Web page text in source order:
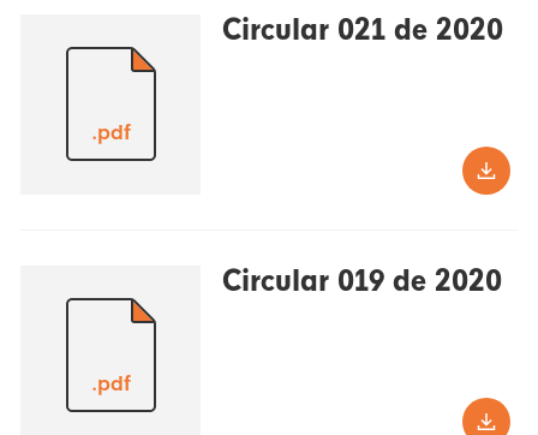
.pdf
Circular 021 de 2020
.pdf
Circular 019 de 2020